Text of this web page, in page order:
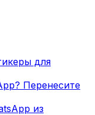
для
Перенесите
из